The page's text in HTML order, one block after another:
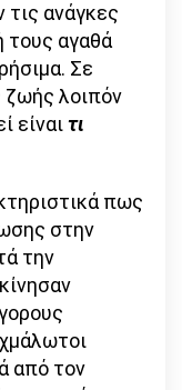
ανάγκες
τους αγαθά
Σε
ζωής λοιπόν
είναιτι
πως
στην
την
από τον